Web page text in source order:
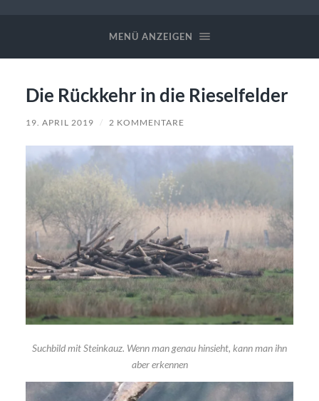
MENÜ ANZEIGEN
Die Rückkehr in die Rieselfelder
19. APRIL 2019 / 2 KOMMENTARE
Suchbild mit Steinkauz. Wenn man genau hinsieht, kann man ihn
aber erkennen